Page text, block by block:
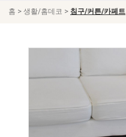
홈 > 생활/홈데코 > 침구/커튼/카페트